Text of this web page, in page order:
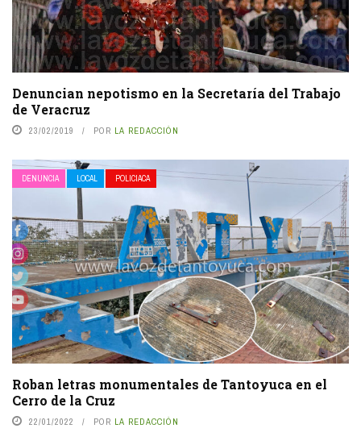
Denuncian nepotismo en la Secretaría del Trabajo
de Veracruz
23/02/2019 POR LA REDACCIÓN
DENUNCIA LOCAL POLICIACA
Roban letras monumentales de Tantoyuca en el
Cerro de la Cruz
22/01/2022 POR LA REDACCIÓN